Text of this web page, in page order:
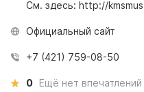
См. здесь: http://
Официальный сайт
+7 (421) 759-08-50
0 Ещё нет впечатлений